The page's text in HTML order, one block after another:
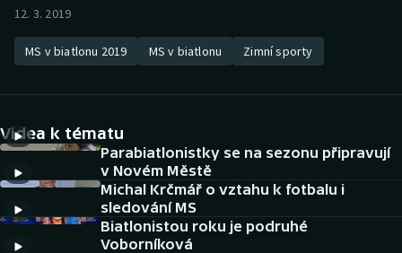
Atletika
DALŠÍ SPORTY
Americký fotbal
Baseball a softbal
NEPŘEHLÉDNĚTE
12. 3. 2019
MS v biatlonu 2019 MS v biatlonu Zimní sporty
Videa k tématu
Parabiatlonistky se na sezonu připravují
v Novém Městě
Michal Krčmář o vztahu k fotbalu i
sledování MS
Biatlonistou roku je podruhé
Voborníková